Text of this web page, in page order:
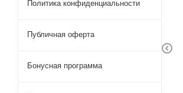
Политика конфиденциальности
Публичная оферта
Бонусная программа